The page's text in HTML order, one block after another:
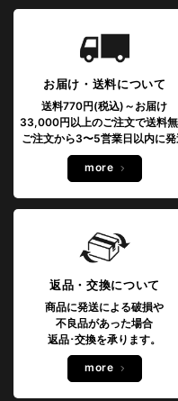
お届け・送料について
送料770円(税込)～お届け
33,000円以上のご注文で送料
ご注文から3〜5営業日以内に
more
返品・交換について
商品に発送による破損や
不良品があった場合
返品･交換を承ります。
more